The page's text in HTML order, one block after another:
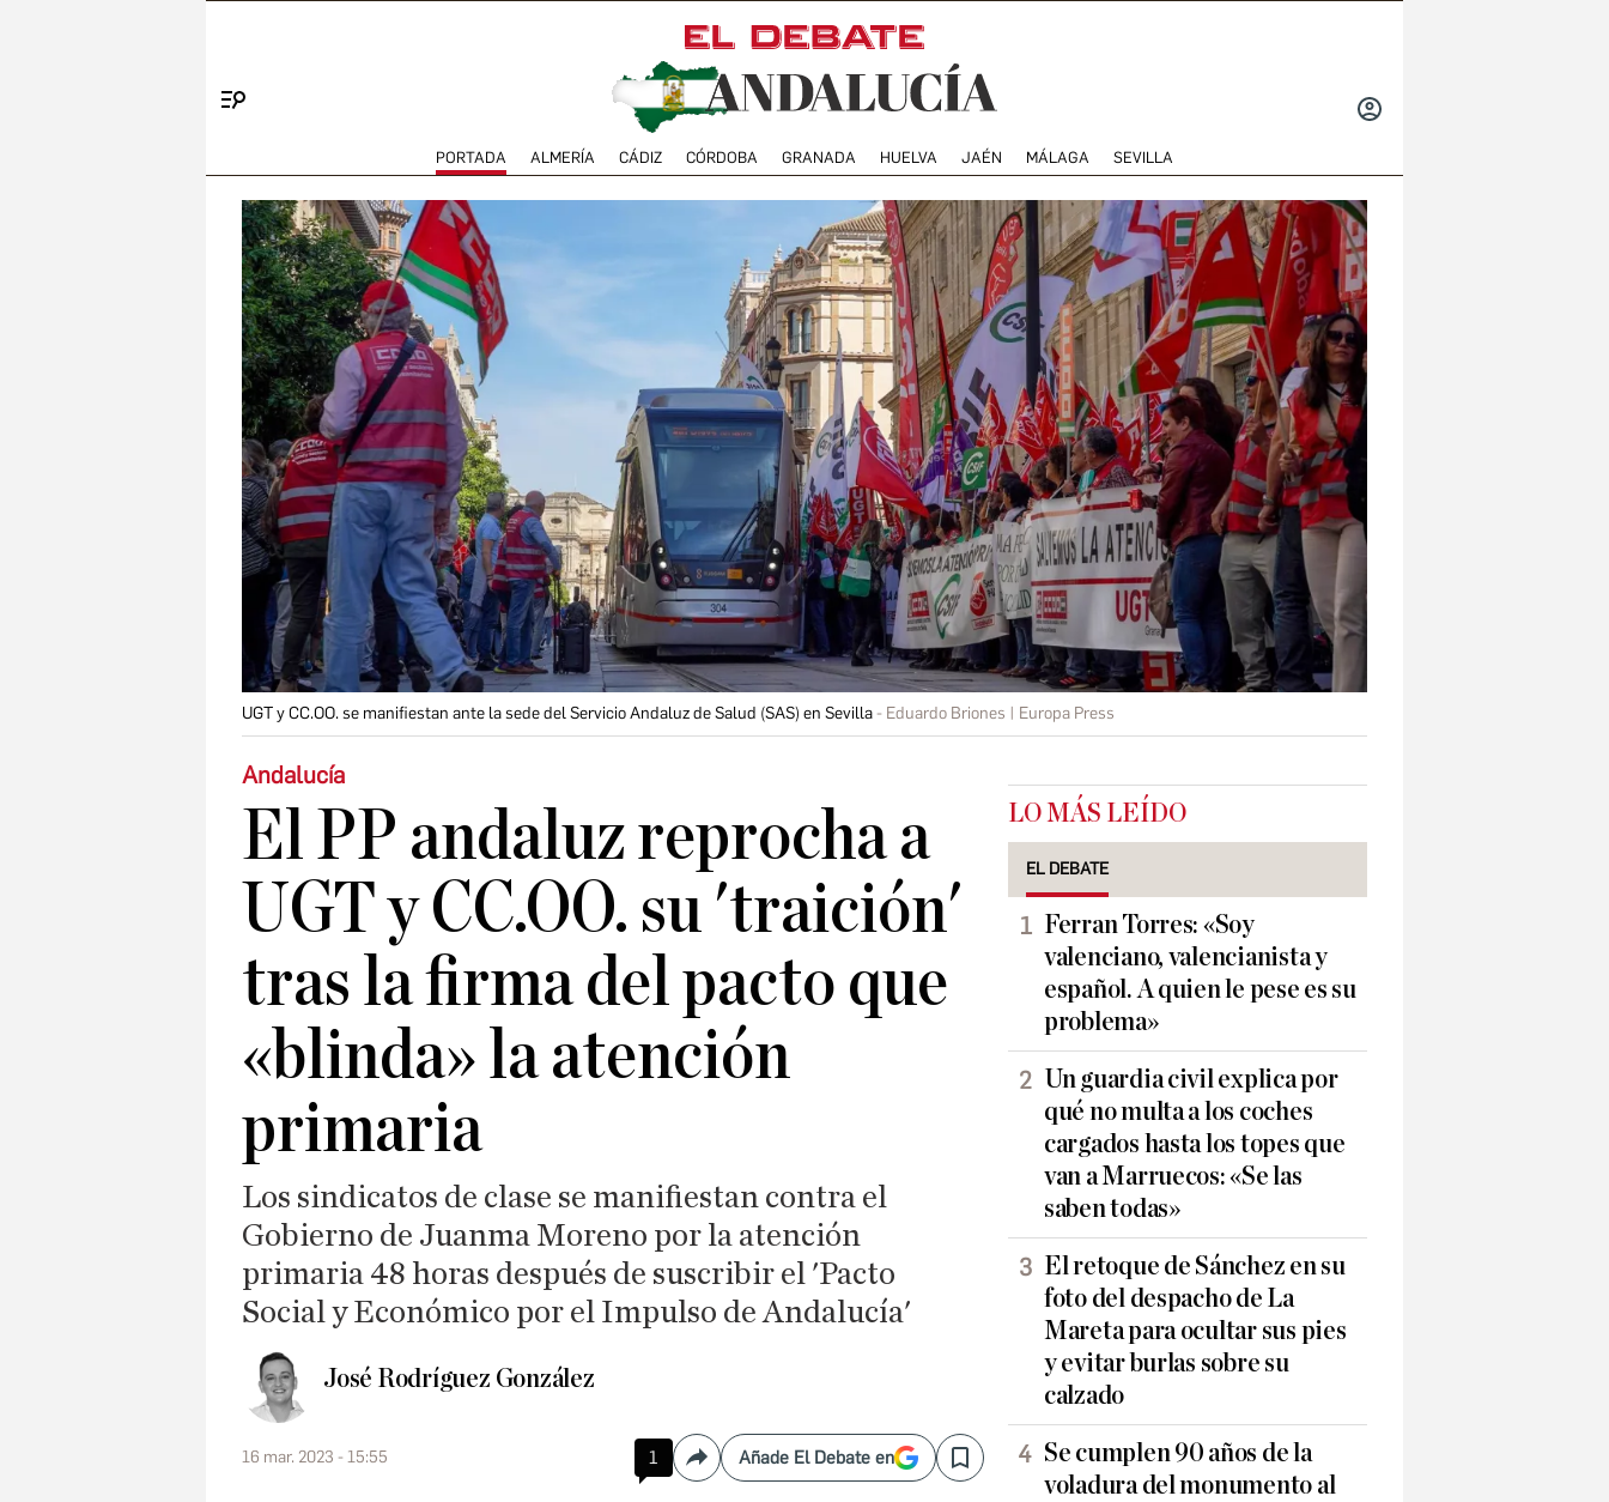
PORTADA ALMERÍA CÁDIZ CÓRDOBA GRANADA HUELVA JAÉN MÁLAGA SEVILLA
UGT y CC.OO. se manifiestan ante la sede del Servicio Andaluz de Salud (SAS) en Sevilla Eduardo Briones | Europa Press
Andalucía
El PP andaluz reprocha a
UGT y CC.OO. su 'traición'
tras la firma del pacto que
«blinda» la atención
primaria
Los sindicatos de clase se manifiestan contra el
Gobierno de Juanma Moreno por la atención
primaria 48 horas después de suscribir el 'Pacto
Social y Económico por el Impulso de Andalucía'
José Rodríguez González
16 mar. 2023 - 15:55 1 CompartirAñade El Debate en Save
LO MÁS LEÍDO
EL DEBATE
Ferran Torres: «Soy
valenciano, valencianista y
español. A quien le pese es su
problema»
Un guardia civil explica por
qué no multa a los coches
cargados hasta los topes que
van a Marruecos: «Se las
saben todas»
El retoque de Sánchez en su
foto del despacho de La
Mareta para ocultar sus pies
y evitar burlas sobre su
calzado
Se cumplen 90 años de la
voladura del monumento al